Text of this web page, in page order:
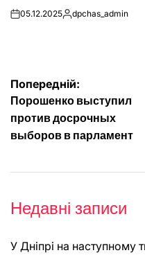
on05.12.2025Опубліковано
dpchas_admin
Навігація
записів
Попередній:
Порошенко выступил
против досрочных
выборов в парламент
Недавні записи
У Дніпрі на наступному